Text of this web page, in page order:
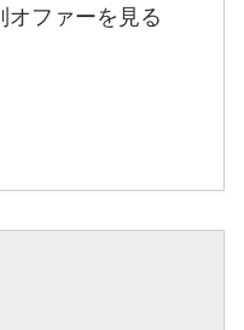
オファーを見る